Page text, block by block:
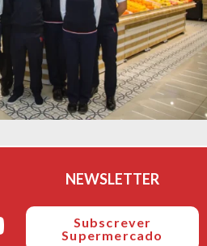
NEWSLETTER
Subscrever
Supermercado